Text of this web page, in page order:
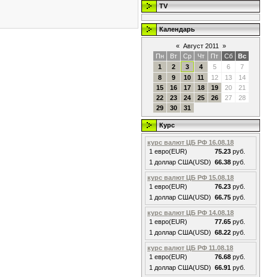
TV
Календарь
« Август 2011
»
Пн
Вт Ср Чт Пт Сб
Вс
1
2 3 4 5 6
7
8
9 10 11 12 13
14
15
16 17 18 19 20
21
22
23 24 25 26 27
28
29
30 31
Курс
курс валют ЦБ РФ 16.08.18
1 евро(EUR)
75.23 руб.
1 доллар США(USD) 66.38 руб.
курс валют ЦБ РФ 15.08.18
1 евро(EUR)
76.23 руб.
1 доллар США(USD) 66.75 руб.
курс валют ЦБ РФ 14.08.18
1 евро(EUR)
77.65 руб.
1 доллар США(USD) 68.22 руб.
курс валют ЦБ РФ 11.08.18
1 евро(EUR)
76.68 руб.
1 доллар США(USD) 66.91 руб.